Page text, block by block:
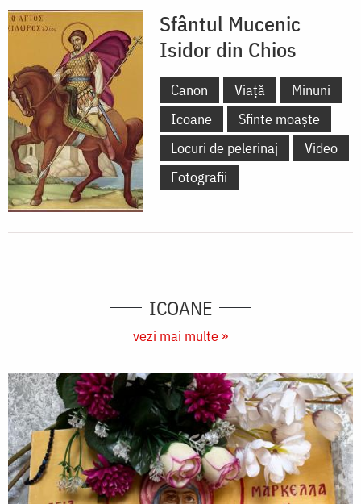
Sfântul Mucenic
Isidor din Chios
Canon Viață
Minuni
Icoane
Sfinte moaște
Locuri de pelerinaj
Video
Fotografii
ICOANE
vezi mai multe »